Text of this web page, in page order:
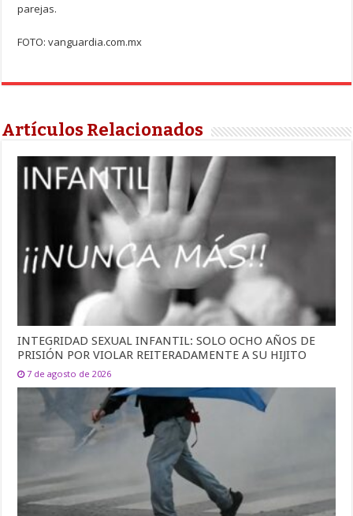
parejas.
FOTO: vanguardia.com.mx
Artículos Relacionados
INTEGRIDAD SEXUAL INFANTIL: SOLO OCHO AÑOS DE
PRISIÓN POR VIOLAR REITERADAMENTE A SU HIJITO
7 de agosto de 2026